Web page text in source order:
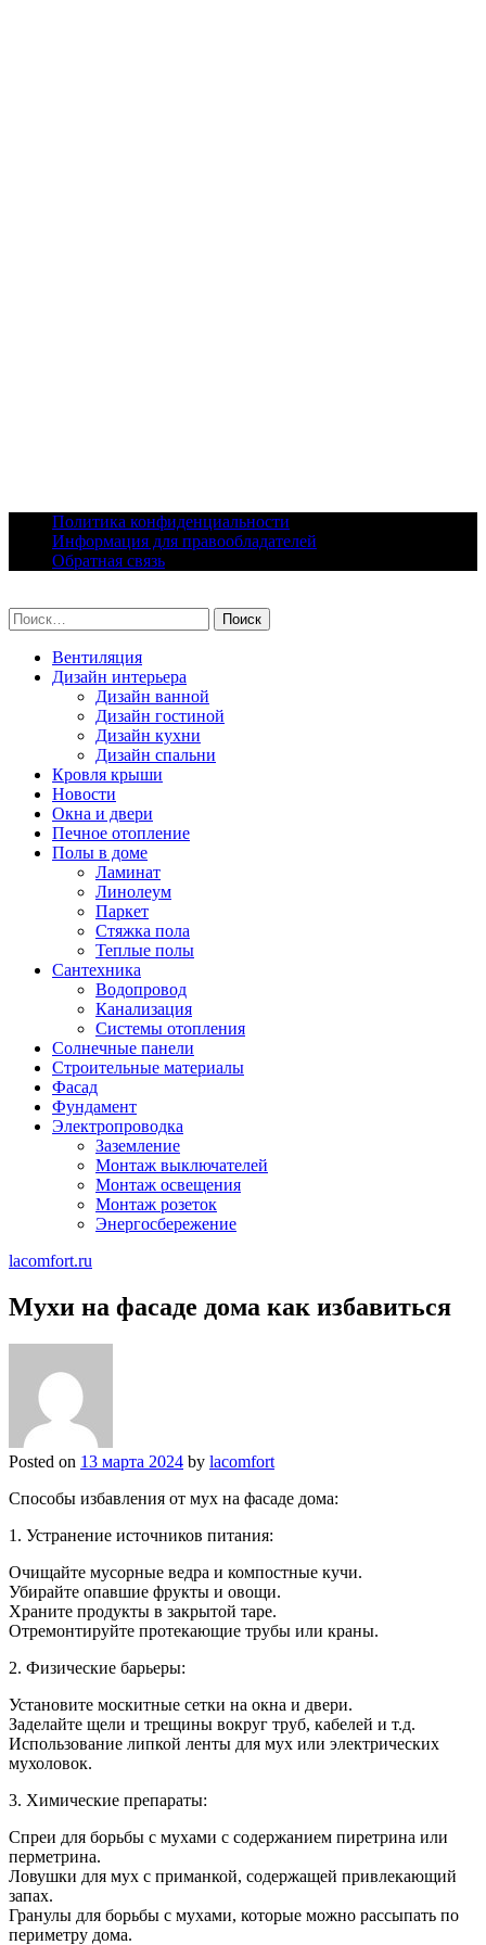
content
Политика конфиденциальности
Информация для правообладателей
Обратная связь
Найти:
Вентиляция
Дизайн интерьера
Дизайн ванной
Дизайн гостиной
Дизайн кухни
Дизайн спальни
Кровля крыши
Новости
Окна и двери
Печное отопление
Полы в доме
Ламинат
Линолеум
Паркет
Стяжка пола
Теплые полы
Сантехника
Водопровод
Канализация
Системы отопления
Солнечные панели
Строительные материалы
Фасад
Фундамент
Электропроводка
Заземление
Монтаж выключателей
Монтаж освещения
Монтаж розеток
Энергосбережение
lacomfort.ru
Мухи на фасаде дома как избавиться
Posted on 13 марта 2024 by lacomfort
Способы избавления от мух на фасаде дома:
1. Устранение источников питания:
Очищайте мусорные ведра и компостные кучи.
Убирайте опавшие фрукты и овощи.
Храните продукты в закрытой таре.
Отремонтируйте протекающие трубы или краны.
2. Физические барьеры:
Установите москитные сетки на окна и двери.
Заделайте щели и трещины вокруг труб, кабелей и т.д.
Использование липкой ленты для мух или электрических
мухоловок.
3. Химические препараты:
Спреи для борьбы с мухами с содержанием пиретрина или
перметрина.
Ловушки для мух с приманкой, содержащей привлекающий
запах.
Гранулы для борьбы с мухами, которые можно рассыпать по
периметру дома.